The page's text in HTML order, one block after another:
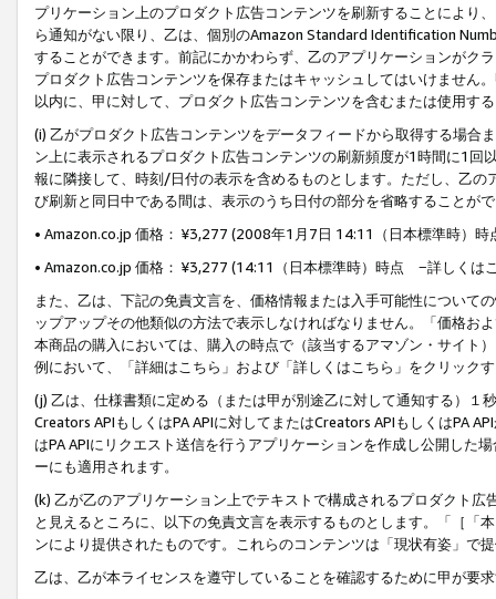
プリケーション上のプロダクト広告コンテンツを刷新することにより
ら通知がない限り、乙は、個別のAmazon Standard Identification
することができます。前記にかかわらず、乙のアプリケーションがク
プロダクト広告コンテンツを保存またはキャッシュしてはいけません
以内に、甲に対して、プロダクト広告コンテンツを含むまたは使用す
(i) 乙がプロダクト広告コンテンツをデータフィードから取得する場合
ン上に表示されるプロダクト広告コンテンツの刷新頻度が1時間に1
報に隣接して、時刻/日付の表示を含めるものとします。ただし、乙
び刷新と同日中である間は、表示のうち日付の部分を省略することが
• Amazon.co.jp 価格： ¥3,277 (2008年1月7日 14:11（日本標準時）
• Amazon.co.jp 価格： ¥3,277 (14:11（日本標準時）時点 −詳しくは
また、乙は、下記の免責文言を、価格情報または入手可能性について
ップアップその他類似の方法で表示しなければなりません。「価格
本商品の購入においては、購入の時点で（該当するアマゾン・サイト
例において、「詳細はこちら」および「詳しくはこちら」をクリック
(j) 乙は、仕様書類に定める（または甲が別途乙に対して通知する）
Creators APIもしくはPA APIに対してまたはCreators APIもしくはPA
はPA APIにリクエスト送信を行うアプリケーションを作成し公開した
ーにも適用されます。
(k) 乙が乙のアプリケーション上でテキストで構成されるプロダクト
と見えるところに、以下の免責文言を表示するものとします。「［「
ンにより提供されたものです。これらのコンテンツは「現状有姿」で
乙は、乙が本ライセンスを遵守していることを確認するために甲が要